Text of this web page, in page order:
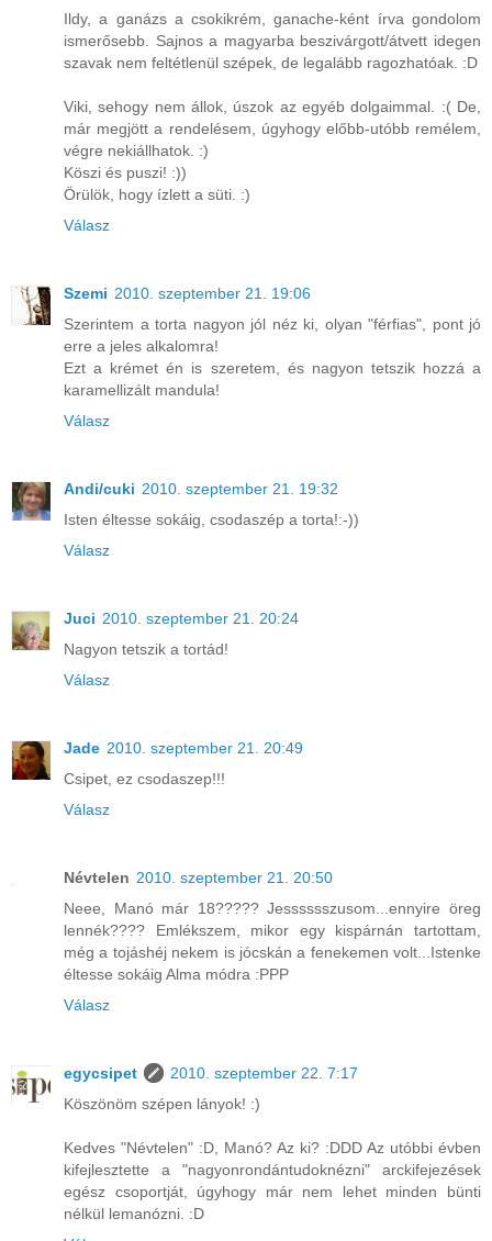
Ildy, a ganázs a csokikrém, ganache-ként írva gondolom
ismerősebb. Sajnos a magyarba beszivárgott/átvett idegen
szavak nem feltétlenül szépek, de legalább ragozhatóak. :D
Viki, sehogy nem állok, úszok az egyéb dolgaimmal. :( De,
már megjött a rendelésem, úgyhogy előbb-utóbb remélem,
végre nekiállhatok. :)
Köszi és puszi! :))
Örülök, hogy ízlett a süti. :)
Válasz
Szemi 2010. szeptember 21. 19:06
Szerintem a torta nagyon jól néz ki, olyan "férfias", pont jó
erre a jeles alkalomra!
Ezt a krémet én is szeretem, és nagyon tetszik hozzá a
karamellizált mandula!
Válasz
Andi/cuki 2010. szeptember 21. 19:32
Isten éltesse sokáig, csodaszép a torta!:-))
Válasz
Juci 2010. szeptember 21. 20:24
Nagyon tetszik a tortád!
Válasz
Jade 2010. szeptember 21. 20:49
Csipet, ez csodaszep!!!
Válasz
Névtelen 2010. szeptember 21. 20:50
Neee, Manó már 18????? Jesssssszusom...ennyire öreg
lennék???? Emlékszem, mikor egy kispárnán tartottam,
még a tojáshéj nekem is jócskán a fenekemen volt...Istenke
éltesse sokáig Alma módra :PPP
Válasz
egycsipet
2010. szeptember 22. 7:17
Köszönöm szépen lányok! :)
Kedves "Névtelen" :D, Manó? Az ki? :DDD Az utóbbi évben
kifejlesztette a "nagyonrondántudoknézni" arckifejezések
egész csoportját, úgyhogy már nem lehet minden bünti
nélkül lemanózni. :D